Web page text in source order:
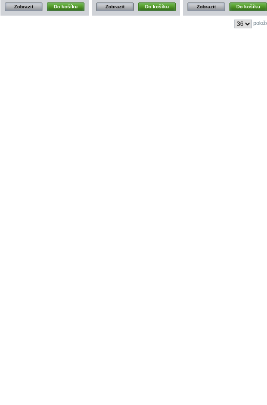
Do košíku
Zobrazit Do košíku
Zobrazit Do košíku
Zobrazit